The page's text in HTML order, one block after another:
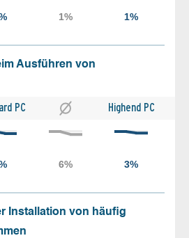
Ausführen von
PC Highend PC
Installation von häufig